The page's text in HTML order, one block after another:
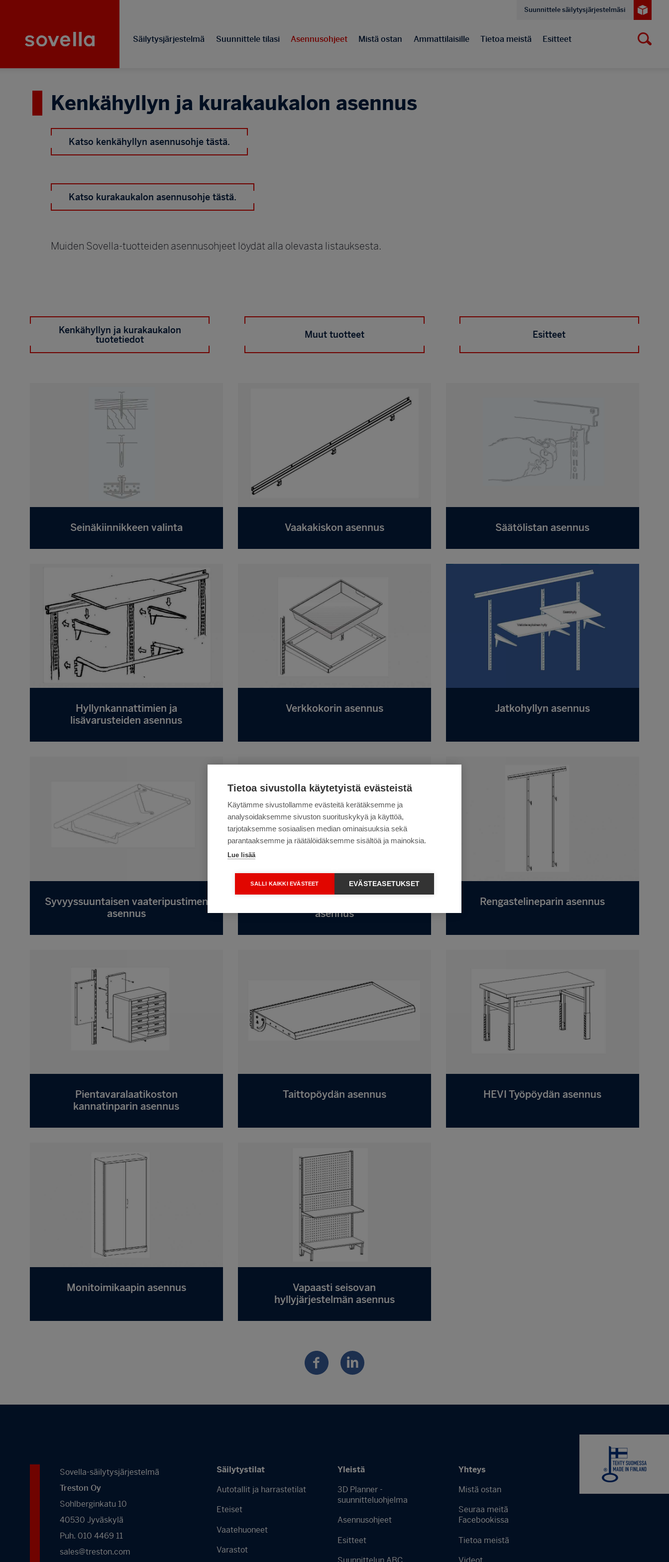
Suunnittele säilytysjärjestelmäsi
Säilytysjärjestelmä Suunnittele tilasi Asennusohjeet Mistä ostan Ammattilaisille Tietoa meistä Esitteet
Kenkähyllyn ja kurakaukalon asennus
Katso kenkähyllyn asennusohje tästä.
Katso kurakaukalon asennusohje tästä.
Muiden Sovella-tuotteiden asennusohjeet löydät alla olevasta listauksesta.
Kenkähyllyn ja kurakaukalon
tuotetiedot
Muut tuotteet Esitteet
Seinäkiinnikkeen valinta Vaakakiskon asennus Säätölistan asennus
Hyllynkannattimien ja
lisävarusteiden asennus
Verkkokorin asennus Jatkohyllyn asennus
Syvyyssuuntaisen vaateripustimen
asennus
asennus
Rengastelineparin asennus
Pientavaralaatikoston
kannatinparin asennus
Taittopöydän asennus HEVI Työpöydän asennus
Monitoimikaapin asennus
Vapaasti seisovan
hyllyjärjestelmän asennus
Sovella-säilytysjärjestelmä
Treston Oy
Sohlberginkatu 10
40530 Jyväskylä
Puh. 010 4469 11
sales@treston.com
Footer
menu
-
Finnish
Säilytystilat
Autotallit ja harrastetilat
Eteiset
Vaatehuoneet
Varastot
Yleistä
3D Planner -
suunnitteluohjelma
Asennusohjeet
Esitteet
Yhteys
Mistä ostan
Seuraa meitä
Facebookissa
Tietoa meistä
Tietoa sivustolla käytetyistä evästeistä
Käytämme sivustollamme evästeitä kerätäksemme ja
analysoidaksemme sivuston suorituskykyä ja käyttöä,
tarjotaksemme sosiaalisen median ominaisuuksia sekä
parantaaksemme ja räätälöidäksemme sisältöä ja mainoksia.
Lue lisää
SALLI KAIKKI EVÄSTEET EVÄSTEASETUKSET